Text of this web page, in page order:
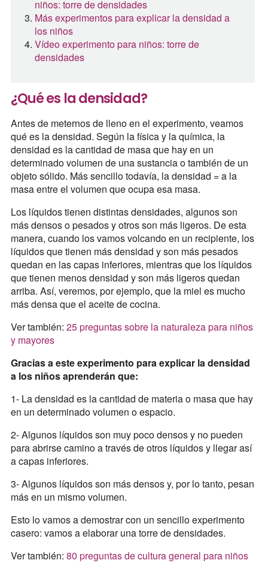
niños: torre de densidades
Más experimentos para explicar la densidad a
los niños
Vídeo experimento para niños: torre de
densidades
¿Qué es la densidad?
Antes de meternos de lleno en el experimento, veamos
qué es la densidad. Según la física y la química, la
densidad es la cantidad de masa que hay en un
determinado volumen de una sustancia o también de un
objeto sólido. Más sencillo todavía, la densidad = a la
masa entre el volumen que ocupa esa masa.
Los líquidos tienen distintas densidades, algunos son
más densos o pesados y otros son más ligeros. De esta
manera, cuando los vamos volcando en un recipiente, los
líquidos que tienen más densidad y son más pesados
quedan en las capas inferiores, mientras que los líquidos
que tienen menos densidad y son más ligeros quedan
arriba. Así, veremos, por ejemplo, que la miel es mucho
más densa que el aceite de cocina.
Ver también: 25 preguntas sobre la naturaleza para niños
y mayores
Gracias a este experimento para explicar la densidad
a los niños aprenderán que:
1- La densidad es la cantidad de materia o masa que hay
en un determinado volumen o espacio.
2- Algunos líquidos son muy poco densos y no pueden
para abrirse camino a través de otros líquidos y llegar así
a capas inferiores.
3- Algunos líquidos son más densos y, por lo tanto, pesan
más en un mismo volumen.
Esto lo vamos a demostrar con un sencillo experimento
casero: vamos a elaborar una torre de densidades.
Ver también: 80 preguntas de cultura general para niños